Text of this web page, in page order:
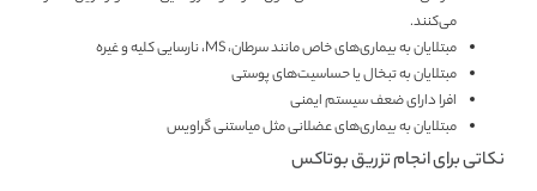
می‎‌کنند.
مبتلایان به بیماری‏‌های خاص مانند سرطان، MS، نارسایی کلیه و غیره
مبتلایان به تبخال یا حساسیت‎‌های پوستی
افرا دارای ضعف سیستم ‎ایمنی
مبتلایان به بیماری‎‌های عضلانی مثل میاستنی گراویس
نکاتی برای انجام تزریق بوتاکس